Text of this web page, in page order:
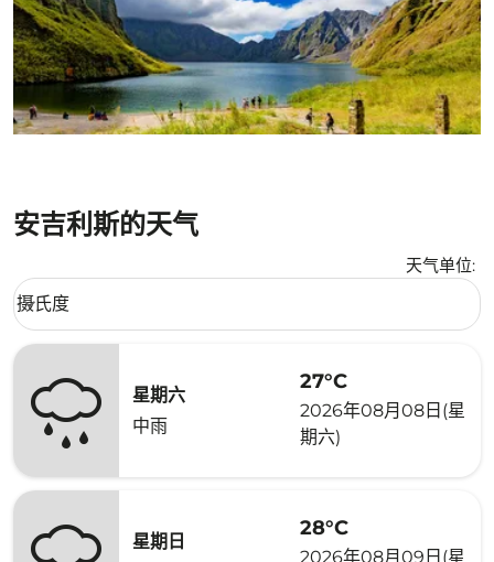
安吉利斯的天气
天气单位:
Weather unit option 摄氏度 Selected
摄氏度
keyboard_arrow_down
星期六
中雨
27°C
2026年08月08日(星
期六)
星期日
28°C
2026年08月09日(星